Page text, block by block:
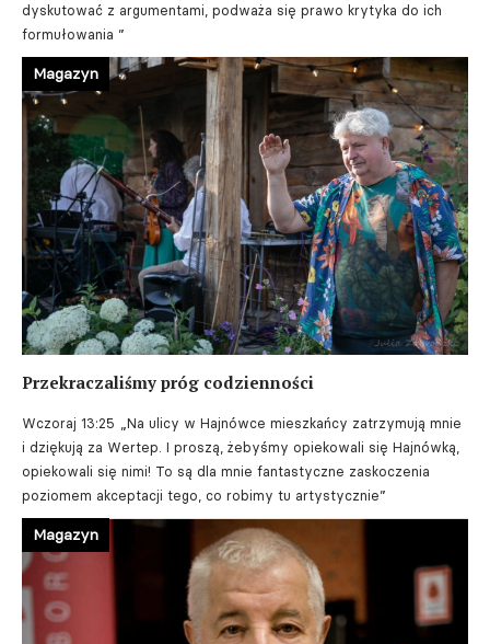
dyskutować z argumentami, podważa się prawo krytyka do ich
formułowania ”
Przekraczaliśmy próg codzienności
Wczoraj 13:25
„Na ulicy w Hajnówce mieszkańcy zatrzymują mnie
i dziękują za Wertep. I proszą, żebyśmy opiekowali się Hajnówką,
opiekowali się nimi! To są dla mnie fantastyczne zaskoczenia
poziomem akceptacji tego, co robimy tu artystycznie”
Magazyn
Magazyn